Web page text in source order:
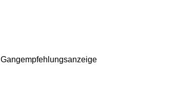
Gangempfehlungsanzeige